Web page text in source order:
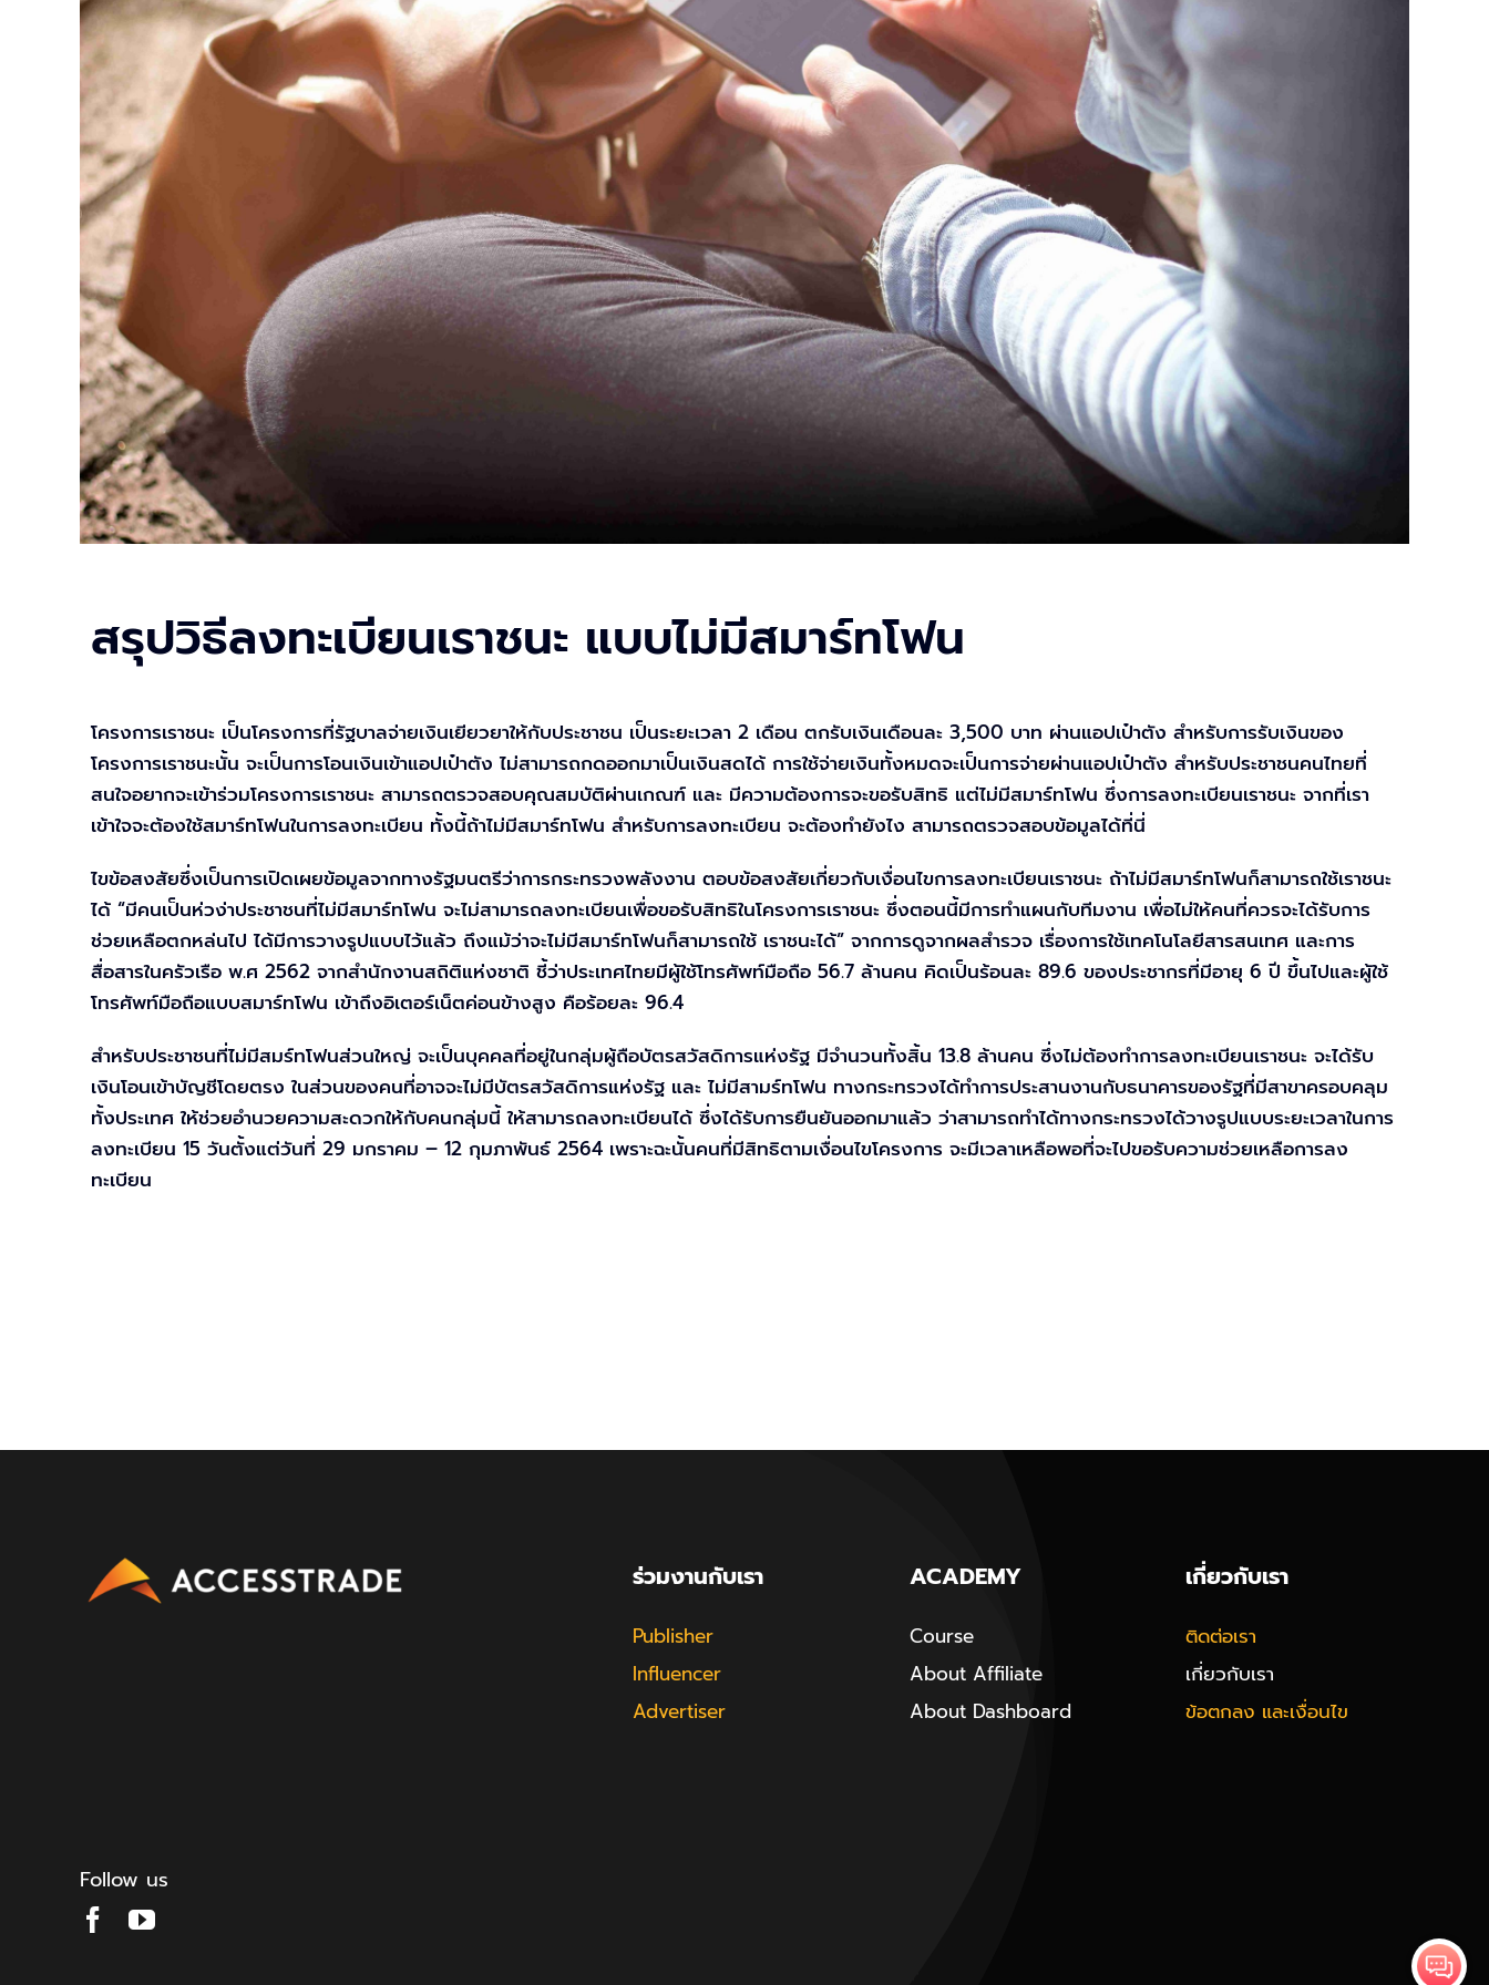
สรุปวิธีลงทะเบียนเราชนะ แบบไม่มีสมาร์ทโฟน
โครงการเราชนะ เป็นโครงการที่รัฐบาลจ่ายเงินเยียวยาให้กับประชาชน เป็นระยะเวลา 2 เดือน ตกรับเงินเดือนละ 3,500 บาท ผ่านแอปเป๋าตัง สำหรับการรับเงินของ
โครงการเราชนะนั้น จะเป็นการโอนเงินเข้าแอปเป๋าตัง ไม่สามารถกดออกมาเป็นเงินสดได้ การใช้จ่ายเงินทั้งหมดจะเป็นการจ่ายผ่านแอปเป๋าตัง สำหรับประชาชนคนไทยที่
สนใจอยากจะเข้าร่วมโครงการเราชนะ สามารถตรวจสอบคุณสมบัติผ่านเกณฑ์ และ มีความต้องการจะขอรับสิทธิ แต่ไม่มีสมาร์ทโฟน ซึ่งการลงทะเบียนเราชนะ จากที่เรา
เข้าใจจะต้องใช้สมาร์ทโฟนในการลงทะเบียน ทั้งนี้ถ้าไม่มีสมาร์ทโฟน สำหรับการลงทะเบียน จะต้องทำยังไง สามารถตรวจสอบข้อมูลได้ที่นี่
ไขข้อสงสัยซึ่งเป็นการเปิดเผยข้อมูลจากทางรัฐมนตรีว่าการกระทรวงพลังงาน ตอบข้อสงสัยเกี่ยวกับเงื่อนไขการลงทะเบียนเราชนะ ถ้าไม่มีสมาร์ทโฟนก็สามารถใช้เราชนะ
ได้ “มีคนเป็นห่วง่าประชาชนที่ไม่มีสมาร์ทโฟน จะไม่สามารถลงทะเบียนเพื่อขอรับสิทธิในโครงการเราชนะ ซึ่งตอนนี้มีการทำแผนกับทีมงาน เพื่อไม่ให้คนที่ควรจะได้รับการ
ช่วยเหลือตกหล่นไป ได้มีการวางรูปแบบไว้แล้ว ถึงแม้ว่าจะไม่มีสมาร์ทโฟนก็สามารถใช้ เราชนะได้” จากการดูจากผลสำรวจ เรื่องการใช้เทคโนโลยีสารสนเทศ และการ
สื่อสารในครัวเรือ พ.ศ 2562 จากสำนักงานสถิติแห่งชาติ ชี้ว่าประเทศไทยมีผู้ใช้โทรศัพท์มือถือ 56.7 ล้านคน คิดเป็นร้อนละ 89.6 ของประชากรที่มีอายุ 6 ปี ขึ้นไปและผู้ใช้
โทรศัพท์มือถือแบบสมาร์ทโฟน เข้าถึงอิเตอร์เน็ตค่อนข้างสูง คือร้อยละ 96.4
สำหรับประชาชนที่ไม่มีสมร์ทโฟนส่วนใหญ่ จะเป็นบุคคลที่อยู่ในกลุ่มผู้ถือบัตรสวัสดิการแห่งรัฐ มีจำนวนทั้งสิ้น 13.8 ล้านคน ซึ่งไม่ต้องทำการลงทะเบียนเราชนะ จะได้รับ
เงินโอนเข้าบัญชีโดยตรง ในส่วนของคนที่อาจจะไม่มีบัตรสวัสดิการแห่งรัฐ และ ไม่มีสามร์ทโฟน ทางกระทรวงได้ทำการประสานงานกับธนาคารของรัฐที่มีสาขาครอบคลุม
ทั้งประเทศ ให้ช่วยอำนวยความสะดวกให้กับคนกลุ่มนี้ ให้สามารถลงทะเบียนได้ ซึ่งได้รับการยืนยันออกมาแล้ว ว่าสามารถทำได้ทางกระทรวงได้วางรูปแบบระยะเวลาในการ
ลงทะเบียน 15 วันตั้งแต่วันที่ 29 มกราคม – 12 กุมภาพันธ์ 2564 เพราะฉะนั้นคนที่มีสิทธิตามเงื่อนไขโครงการ จะมีเวลาเหลือพอที่จะไปขอรับความช่วยเหลือการลง
ทะเบียน
Follow us
ร่วมงานกับเรา
Publisher
Influencer
Advertiser
ACADEMY
Course
About Affiliate
About Dashboard
เกี่ยวกับเรา
ติดต่อเรา
เกี่ยวกับเรา
ข้อตกลง และเงื่อนไข